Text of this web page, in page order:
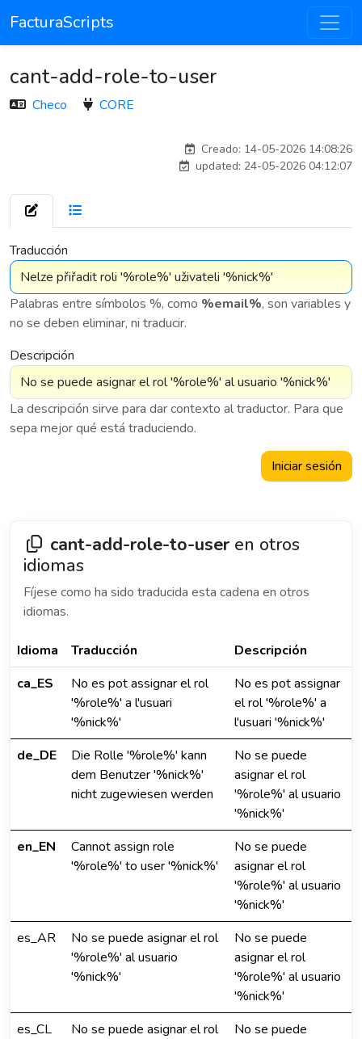
FacturaScripts
cant-add-role-to-user
Checo CORE
Creado: 14-05-2026 14:08:26
updated: 24-05-2026 04:12:07
Traducción
Palabras entre símbolos %, como %email%, son variables y
no se deben eliminar, ni traducir.
Descripción
La descripción sirve para dar contexto al traductor. Para que
sepa mejor qué está traduciendo.
Iniciar sesión
cant-add-role-to-user en otros
idiomas
Fíjese como ha sido traducida esta cadena en otros
idiomas.
Idioma Traducción
Descripción
ca_ES
No es pot assignar el rol
'%role%' a l'usuari
'%nick%'
No es pot assignar
el rol '%role%' a
l'usuari '%nick%'
de_DE
Die Rolle '%role%' kann
dem Benutzer '%nick%'
nicht zugewiesen werden
No se puede
asignar el rol
'%role%' al usuario
'%nick%'
en_EN
Cannot assign role
'%role%' to user '%nick%'
No se puede
asignar el rol
'%role%' al usuario
'%nick%'
es_AR
No se puede asignar el rol
'%role%' al usuario
'%nick%'
No se puede
asignar el rol
'%role%' al usuario
'%nick%'
es_CL
No se puede asignar el rol
No se puede